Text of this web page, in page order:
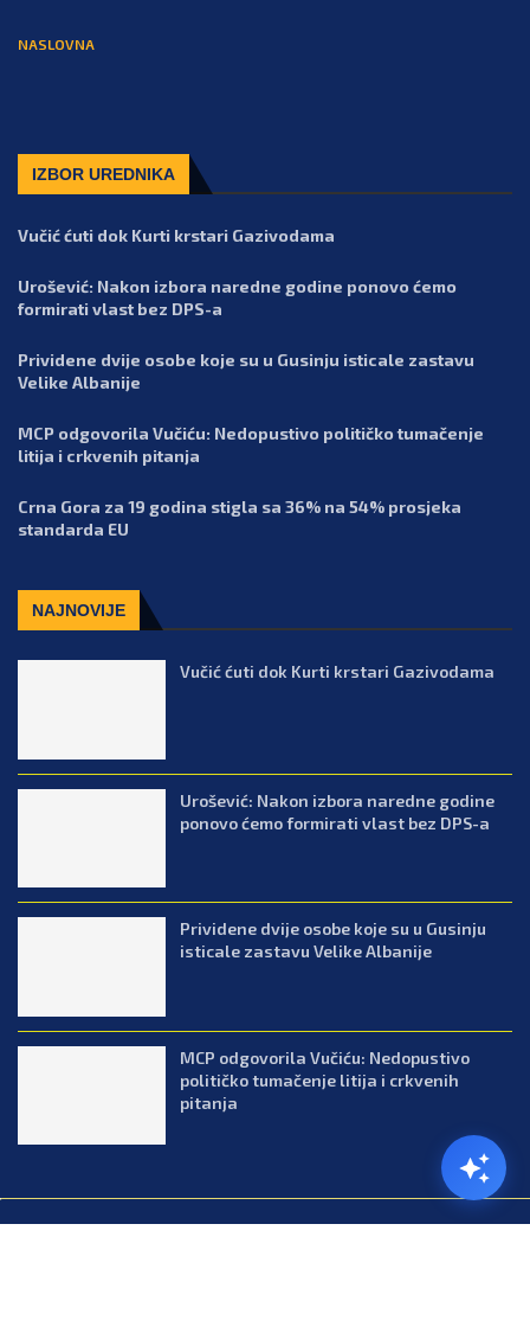
NASLOVNA
IZBOR UREDNIKA
Vučić ćuti dok Kurti krstari Gazivodama
Urošević: Nakon izbora naredne godine ponovo ćemo
formirati vlast bez DPS-a
Prividene dvije osobe koje su u Gusinju isticale zastavu
Velike Albanije
MCP odgovorila Vučiću: Nedopustivo političko tumačenje
litija i crkvenih pitanja
Crna Gora za 19 godina stigla sa 36% na 54% prosjeka
standarda EU
NAJNOVIJE
Vučić ćuti dok Kurti krstari Gazivodama
Urošević: Nakon izbora naredne godine
ponovo ćemo formirati vlast bez DPS-a
Prividene dvije osobe koje su u Gusinju
isticale zastavu Velike Albanije
MCP odgovorila Vučiću: Nedopustivo
političko tumačenje litija i crkvenih
pitanja